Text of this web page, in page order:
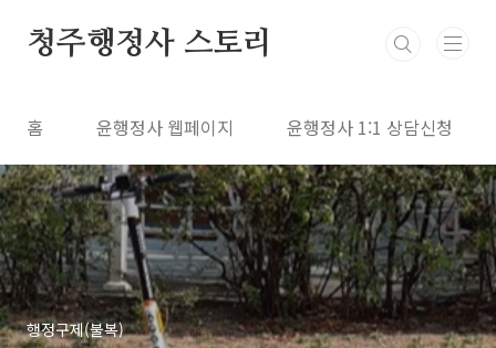
청주행정사 스토리
홈 윤행정사 웹페이지 윤행정사 1:1 상담신청
행정구제(불복)